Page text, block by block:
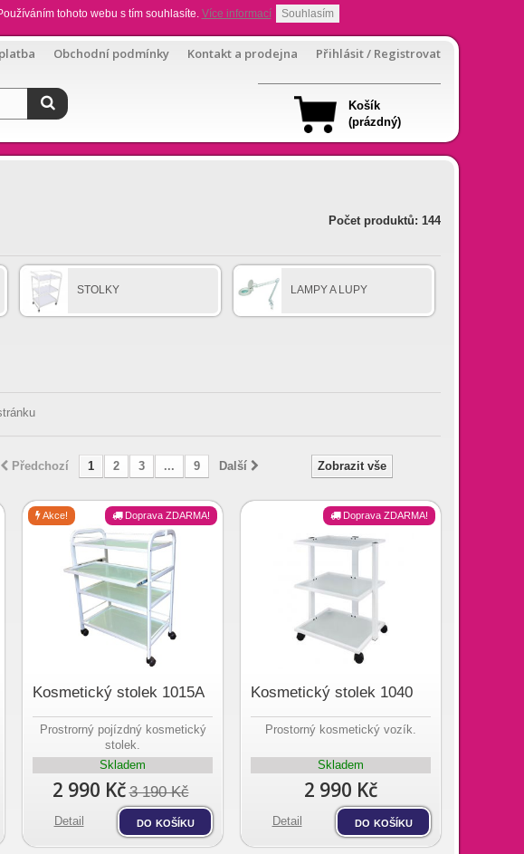
tohoto webu s tím souhlasíte. Více informací Souhlasím
Obchodní podmínky Kontakt a prodejna Přihlásit / Registrovat
Košík
(prázdný)
Počet produktů: 144
STOLKY LAMPY A LUPY
Zobrazit vše
Předchozí 1 2 3 ... 9 Další
Kosmetický stolek 1015A
Prostrorný pojízdný kosmetický
stolek.
Skladem
2 990 Kč 3 190 Kč
Doprava ZDARMA!
Akce!
Detail do košíku
Kosmetický stolek 1040
Prostorný kosmetický vozík.
Skladem
2 990 Kč
Doprava ZDARMA!
Detail do košíku